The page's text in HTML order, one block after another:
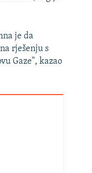
je da
rješenju s
Gaze", kazao